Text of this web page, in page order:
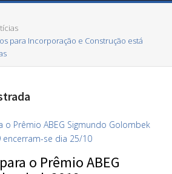
para Incorporação e Construção está
o Prêmio ABEG